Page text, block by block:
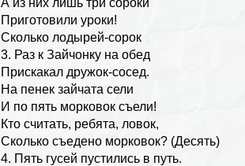
Приготовили уроки!
Сколько лодырей-сорок
3. Раз к Зайчонку на обед
Прискакал дружок-сосед.
На пенек зайчата сели
И по пять морковок съели!
Кто считать, ребята, ловок,
Сколько съедено морковок? (Десять)
4. Пять гусей пустились в путь.